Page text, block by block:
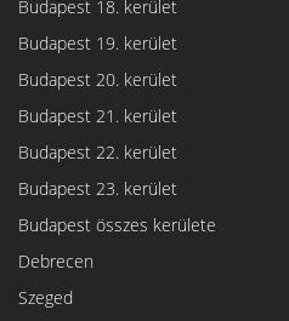
Budapest 18. kerület
Budapest 19. kerület
Budapest 20. kerület
Budapest 21. kerület
Budapest 22. kerület
Budapest 23. kerület
Budapest összes kerülete
Debrecen
Szeged